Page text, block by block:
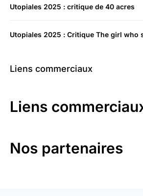
Utopiales 2025 : critique de 40 acres
Utopiales 2025 : Critique The girl who
Liens commerciaux
Liens
Nos partenaires